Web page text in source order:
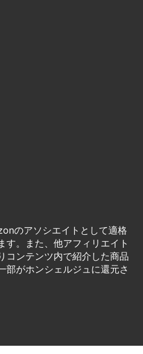
のアソシエイトとして適格
す。また、他アフィリエイト
コンテンツ内で紹介した商品
部がホンシェルジュに還元さ